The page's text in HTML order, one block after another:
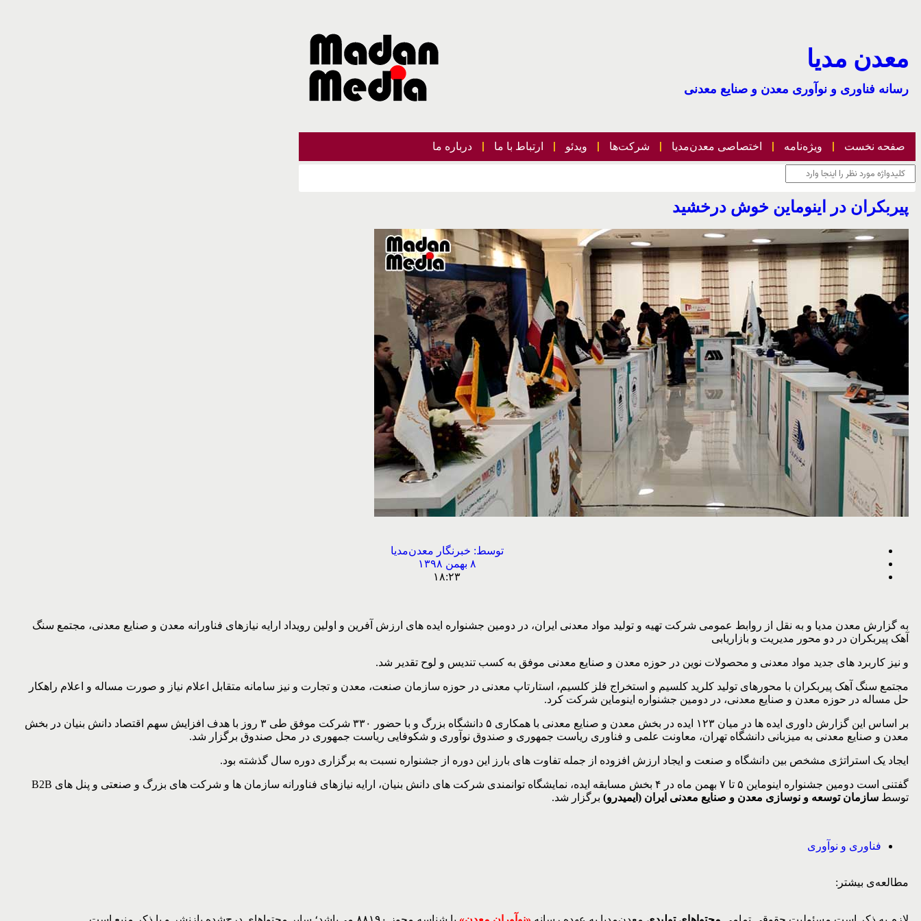
معدن مدیا
رسانه فناوری و نوآوری معدن و صنایع معدنی
صفحه نخست ویژه‌نامه اختصاصی معدن‌مدیا شرکت‌ها ویدئو ارتباط با ما درباره ما
پیربکران در اینوماین خوش درخشید
توسط: خبرنگار معدن‌مدیا
۸ بهمن ۱۳۹۸
۱۸:۲۳
به گزارش معدن مدیا و به نقل از روابط عمومی شرکت تهیه و تولید مواد معدنی ایران، در دومین جشنواره ایده های ارزش آفرین و اولین رویداد ارایه نیازهای فناورانه معدن و صنایع معدنی، مجتمع سنگ
آهک پیربکران در دو محور مدیریت و بازاریابی
و نیز کاربرد های جدید مواد معدنی و محصولات نوین در حوزه معدن و صنایع معدنی موفق به کسب تندیس و لوح تقدیر شد.
مجتمع سنگ آهک پیربکران با محورهای تولید کلرید کلسیم و استخراج فلز کلسیم، استارتاپ معدنی در حوزه سازمان صنعت، معدن و تجارت و نیز سامانه متقابل اعلام نیاز و صورت مساله و اعلام راهکار
حل مساله در حوزه معدن و صنایع معدنی، در دومین جشنواره اینوماین شرکت کرد.
بر اساس این گزارش داوری ایده ها در میان ۱۲۳ ایده در بخش معدن و صنایع معدنی با همکاری ۵ دانشگاه بزرگ و با حضور ۳۳۰ شرکت موفق طی ۳ روز با هدف افزایش سهم اقتصاد دانش بنیان در بخش
معدن و صنایع معدنی به میزبانی دانشگاه تهران، معاونت علمی و فناوری ریاست جمهوری و صندوق نوآوری و شکوفایی ریاست جمهوری در محل صندوق برگزار شد.
ایجاد یک استراتژی مشخص بین دانشگاه و صنعت و ایجاد ارزش افزوده از جمله تفاوت های بارز این دوره از جشنواره نسبت به برگزاری دوره سال گذشته بود.
توسط سازمان توسعه و نوسازی معدن و صنایع معدنی ایران (ایمیدرو) برگزار شد.
فناوری و نوآوری
مطالعه‌ی بیشتر: